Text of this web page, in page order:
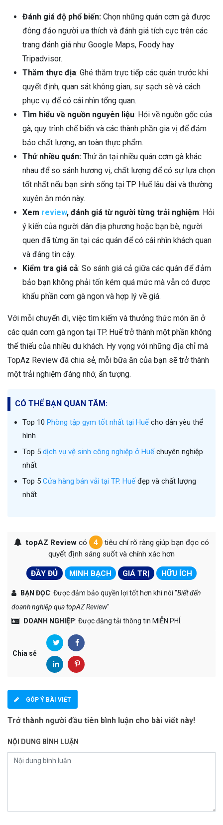
Đánh giá độ phổ biến: Chọn những quán cơm gà được
đông đảo người ưa thích và đánh giá tích cực trên các
trang đánh giá như Google Maps, Foody hay
Tripadvisor.
Thăm thực địa: Ghé thăm trực tiếp các quán trước khi
quyết định, quan sát không gian, sự sạch sẽ và cách
phục vụ để có cái nhìn tổng quan.
Tìm hiểu về nguồn nguyên liệu: Hỏi về nguồn gốc của
gà, quy trình chế biến và các thành phần gia vị để đảm
bảo chất lượng, an toàn thực phẩm.
Thử nhiều quán: Thử ăn tại nhiều quán cơm gà khác
nhau để so sánh hương vị, chất lượng để có sự lựa chọn
tốt nhất nếu bạn sinh sống tại TP Huế lâu dài và thường
xuyên ăn món này.
Xem review, đánh giá từ người từng trải nghiệm: Hỏi
ý kiến của người dân địa phương hoặc bạn bè, người
quen đã từng ăn tại các quán để có cái nhìn khách quan
và đáng tin cậy.
Kiểm tra giá cả: So sánh giá cả giữa các quán để đảm
bảo bạn không phải tốn kém quá mức mà vẫn có được
khẩu phần cơm gà ngon và hợp lý về giá.
Với mỗi chuyến đi, việc tìm kiếm và thưởng thức món ăn ở
các quán cơm gà ngon tại TP. Huế trở thành một phần không
thể thiếu của nhiều du khách. Hy vọng với những địa chỉ mà
TopAz Review đã chia sẻ, mỗi bữa ăn của bạn sẽ trở thành
một trải nghiệm đáng nhớ, ấn tượng.
CÓ THỂ BẠN QUAN TÂM:
Top 10 Phòng tập gym tốt nhất tại Huếcho dân yêu thể
hình
Top 5 dịch vụ vệ sinh công nghiệp ở Huếchuyên nghiệp
nhất
Top 5 Cửa hàng bán vải tại TP. Huếđẹp và chất lượng
nhất
topAZ Reviewcó 4
tiêu chí rõ ràng giúp bạn đọc có
quyết định sáng suốt và chính xác hơn
ĐẦY ĐỦ MINH BẠCH GIÁ TRỊ HỮU ÍCH
BẠN ĐỌC: Được đảm bảo quyền lợi tốt hơn khi nói "Biết đến
doanh nghiệp qua topAZ Review"
DOANH NGHIỆP: Được đăng tải thông tin MIỄN PHÍ.
Chia sẻ
GÓP Ý BÀI VIẾT
Trở thành người đầu tiên bình luận cho bài viết này!
NỘI DUNG BÌNH LUẬN